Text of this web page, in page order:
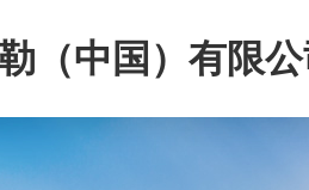
（中国）有限